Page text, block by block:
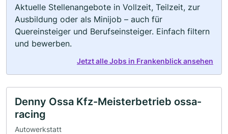
Aktuelle Stellenangebote in Vollzeit, Teilzeit, zur
Ausbildung oder als Minijob – auch für
Quereinsteiger und Berufseinsteiger. Einfach filtern
und bewerben.
Jetzt alle Jobs in Frankenblick ansehen
Denny Ossa Kfz-Meisterbetrieb ossa-
racing
Autowerkstatt